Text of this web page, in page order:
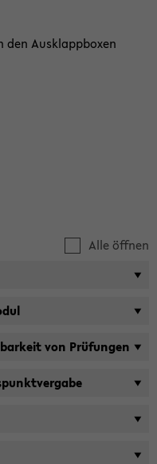
den Aus­klapp­bo­xen
Alle öffnen
von Prü­fun­gen